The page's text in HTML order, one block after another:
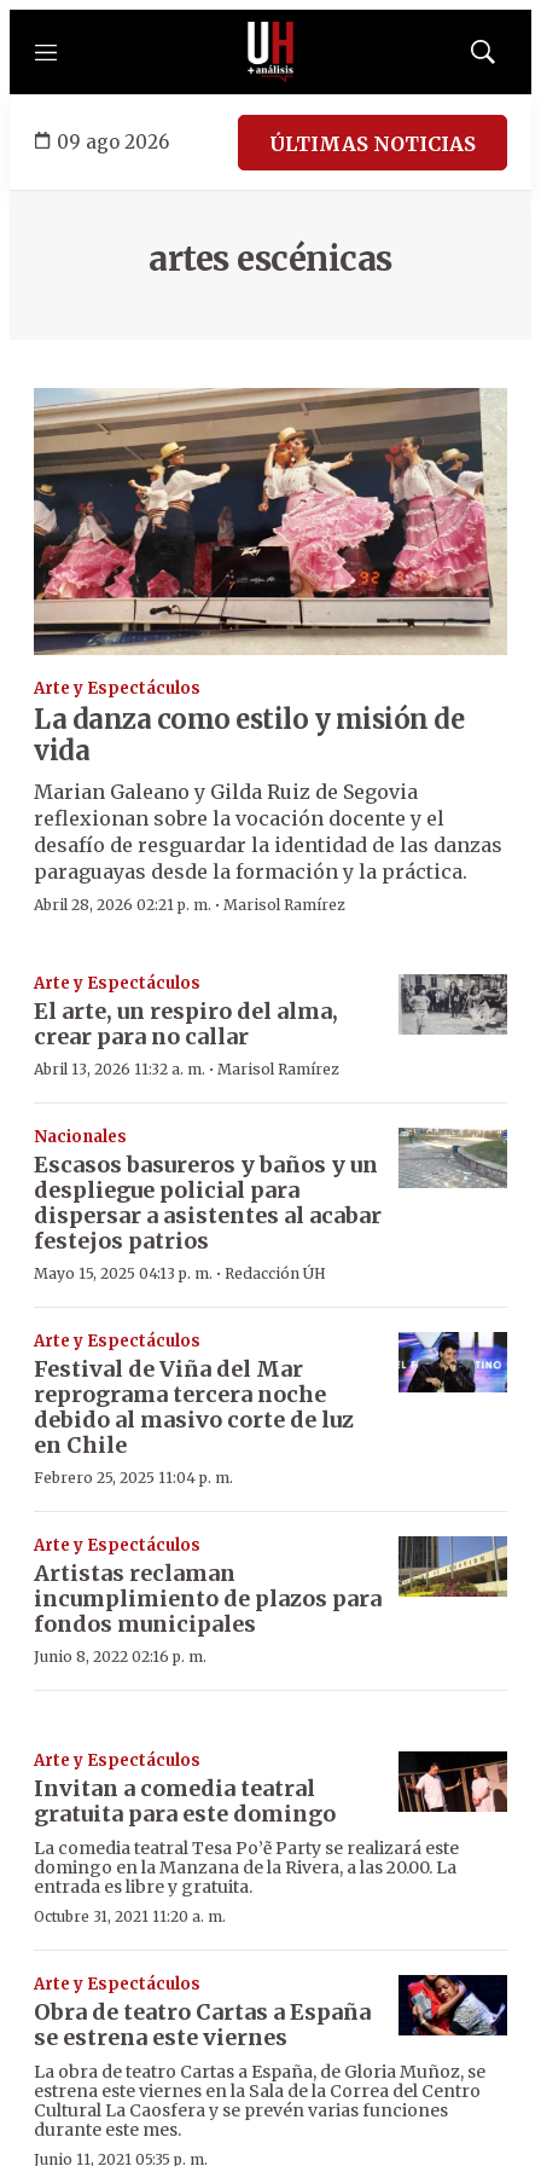
Menú
Mostrar
09 ago 2026 ÚLTIMAS NOTICIAS
artes escénicas
Arte y Espectáculos
La danza como estilo y misión de
vida
Marian Galeano y Gilda Ruiz de Segovia
reflexionan sobre la vocación docente y el
desafío de resguardar la identidad de las danzas
paraguayas desde la formación y la práctica.
Abril 28, 2026 02:21 p. m. · Marisol Ramírez
Arte y Espectáculos
El arte, un respiro del alma,
crear para no callar
Abril 13, 2026 11:32 a. m. · Marisol Ramírez
Nacionales
Escasos basureros y baños y un
despliegue policial para
dispersar a asistentes al acabar
festejos patrios
Mayo 15, 2025 04:13 p. m. · Redacción ÚH
Arte y Espectáculos
Festival de Viña del Mar
reprograma tercera noche
debido al masivo corte de luz
en Chile
Febrero 25, 2025 11:04 p. m.
Arte y Espectáculos
Artistas reclaman
incumplimiento de plazos para
fondos municipales
Junio 8, 2022 02:16 p. m.
Arte y Espectáculos
Invitan a comedia teatral
gratuita para este domingo
La comedia teatral Tesa Po’ẽ Party se realizará este
domingo en la Manzana de la Rivera, a las 20.00. La
entrada es libre y gratuita.
Octubre 31, 2021 11:20 a. m.
Arte y Espectáculos
Obra de teatro Cartas a España
se estrena este viernes
La obra de teatro Cartas a España, de Gloria Muñoz, se
estrena este viernes en la Sala de la Correa del Centro
Cultural La Caosfera y se prevén varias funciones
durante este mes.
Junio 11, 2021 05:35 p. m.